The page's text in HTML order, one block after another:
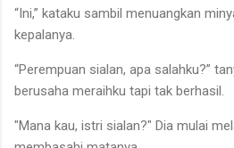
“Ini,” kataku sambil menuangkan
kepalanya.
“Perempuan sialan, apa salahku?”
berusaha meraihku tapi tak berhasil.
"Mana kau, istri sialan?" Dia mulai